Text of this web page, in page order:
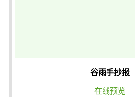
谷雨手抄报
在线预览